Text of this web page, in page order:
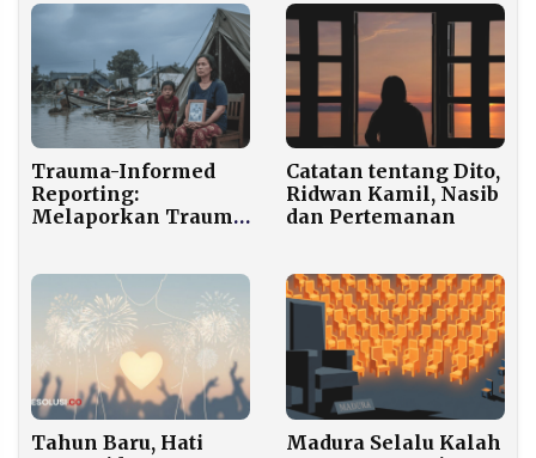
Ketimpangan
Trauma-Informed
Reporting:
Melaporkan Trauma
Catatan tentang Dito,
Ridwan Kamil, Nasib
dan Pertemanan
Tahun Baru, Hati
Madura Selalu Kalah